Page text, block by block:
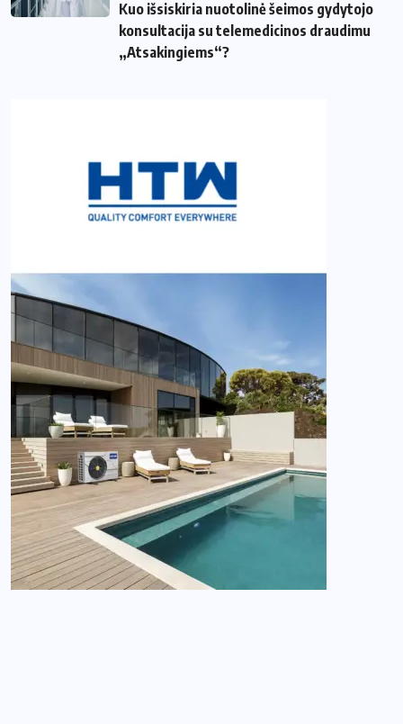
Kuo išsiskiria nuotolinė šeimos gydytojo
konsultacija su telemedicinos draudimu
„Atsakingiems“?